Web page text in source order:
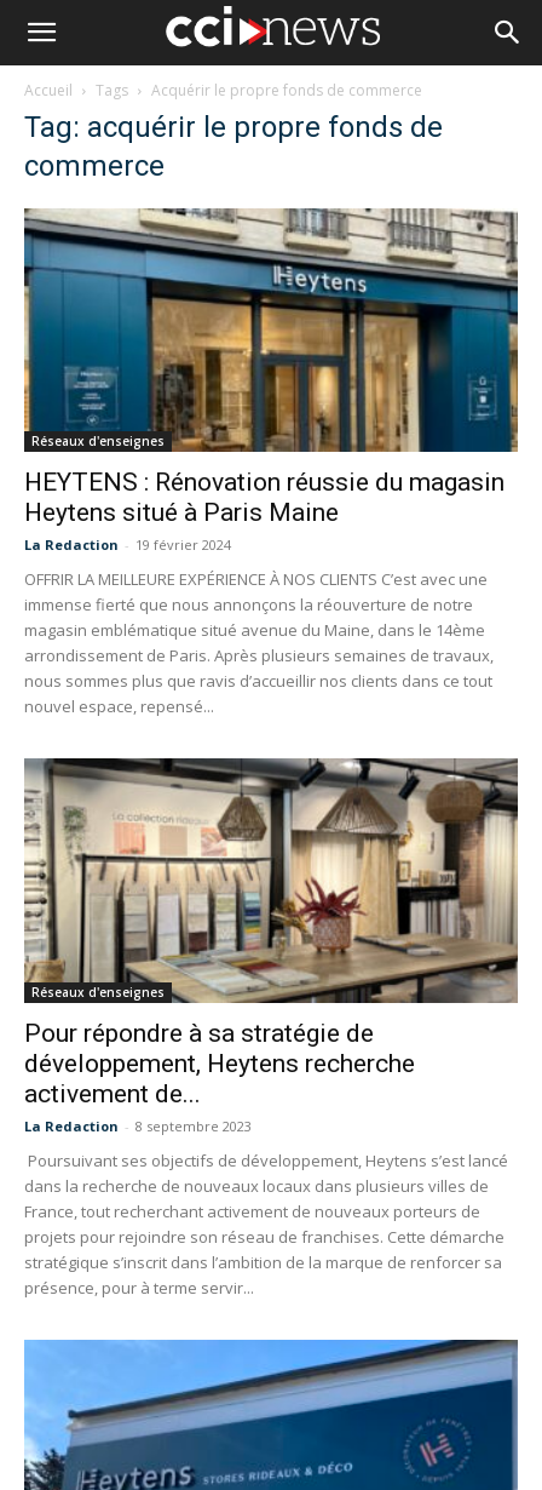
Accueil Tags Acquérir le propre fonds de commerce
Tag: acquérir le propre fonds de
commerce
Réseaux d'enseignes
HEYTENS : Rénovation réussie du magasin
Heytens situé à Paris Maine
La Redaction - 19 février 2024
OFFRIR LA MEILLEURE EXPÉRIENCE À NOS CLIENTS C’est avec une
immense fierté que nous annonçons la réouverture de notre
magasin emblématique situé avenue du Maine, dans le 14ème
arrondissement de Paris. Après plusieurs semaines de travaux,
nous sommes plus que ravis d’accueillir nos clients dans ce tout
nouvel espace, repensé...
Réseaux d'enseignes
Pour répondre à sa stratégie de
développement, Heytens recherche
activement de...
La Redaction - 8 septembre 2023
Poursuivant ses objectifs de développement, Heytens s’est lancé
dans la recherche de nouveaux locaux dans plusieurs villes de
France, tout recherchant activement de nouveaux porteurs de
projets pour rejoindre son réseau de franchises. Cette démarche
stratégique s’inscrit dans l’ambition de la marque de renforcer sa
présence, pour à terme servir...